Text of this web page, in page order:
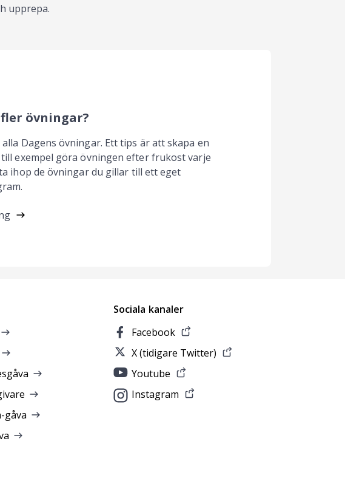
upprepa.
fler övningar?
Dagens övningar. Ett tips är att skapa en
till exempel göra övningen efter frukost varje
ihop de övningar du gillar till ett eget
gåva
Sociala kanaler
Facebook
X (tidigare Twitter)
Youtube
Instagram